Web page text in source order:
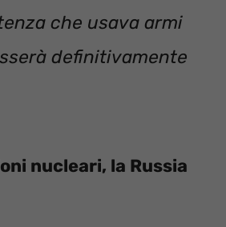
che usava armi
definitivamente
nucleari, la Russia